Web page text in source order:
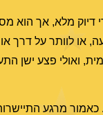
דיוק מלא, אך הוא
או לוותר על
ואולי פצע ישן
כאמור מרגע